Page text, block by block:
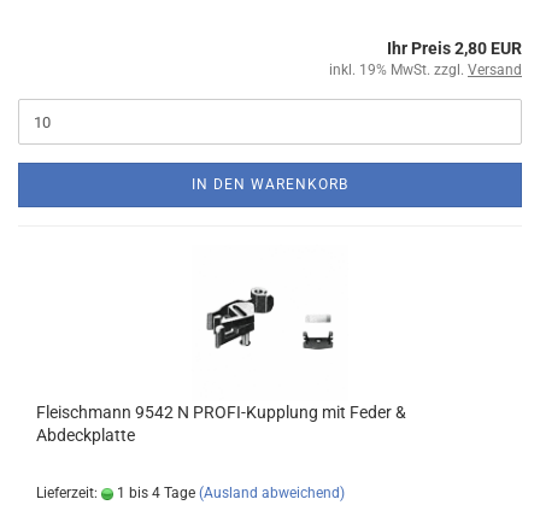
Ihr Preis 2,80 EUR
inkl. 19% MwSt. zzgl. Versand
IN DEN WARENKORB
Fleischmann 9542 N PROFI-Kupplung mit Feder &
Abdeckplatte
Lieferzeit: 1 bis 4 Tage (Ausland abweichend)